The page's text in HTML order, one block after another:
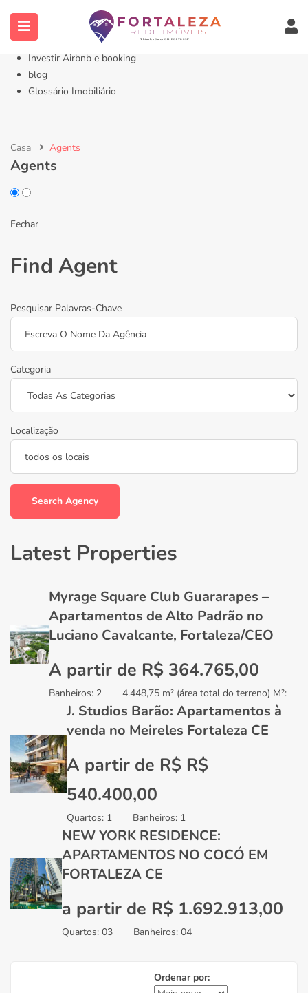
Início- Imóveis Fortaleza Eusébio
Imóveis em Fortaleza
Imóveis no Eusébio
Investir Airbnb e booking
blog
Glossário Imobiliário
Casa Agents
Agents
Fechar
Find Agent
Pesquisar Palavras-Chave
Categoria
Localização
Search Agency
Latest Properties
Myrage Square Club Guararapes –
Apartamentos de Alto Padrão no
Luciano Cavalcante, Fortaleza/CEO
A partir de R$ 364.765,00
Banheiros: 2 4.448,75 m² (área total do terreno) M²:
J. Studios Barão: Apartamentos à
venda no Meireles Fortaleza CE
A partir de R$ R$
540.400,00
Quartos: 1 Banheiros: 1
NEW YORK RESIDENCE:
APARTAMENTOS NO COCÓ EM
FORTALEZA CE
a partir de R$ 1.692.913,00
Quartos: 03 Banheiros: 04
Ordenar por: